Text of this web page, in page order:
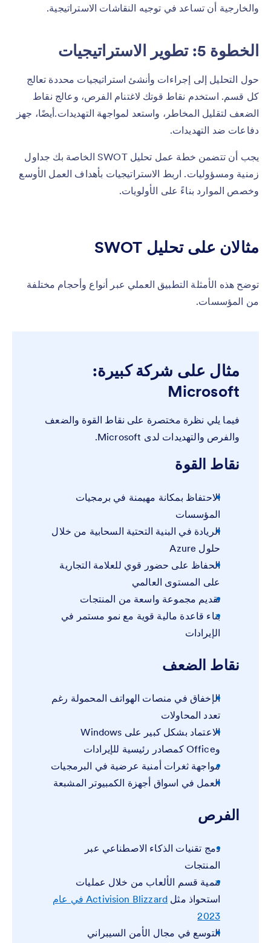
والخارجية أن تساعد في توجيه النقاشات الاستراتيجية.
الخطوة 5: تطوير الاستراتيجيات
حول التحليل إلى إجراءات وأنشئ استراتيجيات محددة تعالج
كل قسم. استخدم نقاط قوتك لاغتنام الفرص، وعالج نقاط
الضعف لتقليل المخاطر، واستعد لمواجهة التهديدات.أيضًا، جهز
دفاعات ضد التهديدات.
يجب أن تتضمن خطة عمل تحليل SWOT الخاصة بك جداول
زمنية ومسؤوليات. اربط الاستراتيجيات بأهداف العمل الأوسع
وخصص الموارد بناءً على الأولويات.
مثالان على تحليل SWOT
توضح هذه الأمثلة التطبيق العملي عبر أنواع وأحجام مختلفة
من المؤسسات.
مثال على شركة كبيرة:
Microsoft
فيما يلي نظرة مختصرة على نقاط القوة والضعف
والفرص والتهديدات لدى Microsoft.
نقاط القوة
الاحتفاظ بمكانة مهيمنة في برمجيات
المؤسسات
الريادة في البنية التحتية السحابية من خلال
حلول Azure
الحفاظ على حضور قوي للعلامة التجارية
على المستوى العالمي
تقديم مجموعة واسعة من المنتجات
بناء قاعدة مالية قوية مع نمو مستمر في
الإيرادات
نقاط الضعف
الإخفاق في منصات الهواتف المحمولة رغم
تعدد المحاولات
الاعتماد بشكل كبير على Windows
وOffice كمصادر رئيسية للإيرادات
مواجهة ثغرات أمنية عرضية في البرمجيات
العمل في اسواق أجهزة الكمبيوتر المشبعة
الفرص
دمج تقنيات الذكاء الاصطناعي عبر
المنتجات
تنمية قسم الألعاب من خلال عمليات
استحواذ مثل
Activision Blizzard في عام
2023
التوسع في مجال الأمن السيبراني